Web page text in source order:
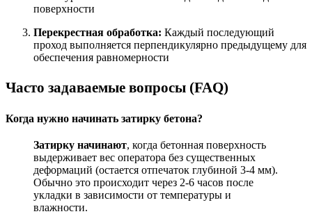
поверхности
Перекрестная обработка: Каждый последующий
проход выполняется перпендикулярно предыдущему для
обеспечения равномерности
Часто задаваемые вопросы (FAQ)
Когда нужно начинать затирку бетона?
Затирку начинают, когда бетонная поверхность
выдерживает вес оператора без существенных
деформаций (остается отпечаток глубиной 3-4 мм).
Обычно это происходит через 2-6 часов после
укладки в зависимости от температуры и
влажности.